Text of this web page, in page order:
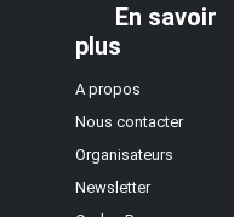
En savoir
plus
A propos
Nous contacter
Organisateurs
Newsletter